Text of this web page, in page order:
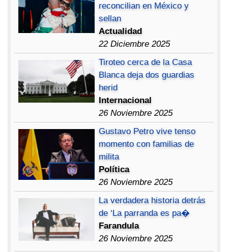
reconcilian en México y
sellan
Actualidad
22 Diciembre 2025
Tiroteo cerca de la Casa
Blanca deja dos guardias
herid
Internacional
26 Noviembre 2025
Gustavo Petro vive tenso
momento con familias de
milita
Política
26 Noviembre 2025
La verdadera historia detrás
de ‘La parranda es pa�
Farandula
26 Noviembre 2025